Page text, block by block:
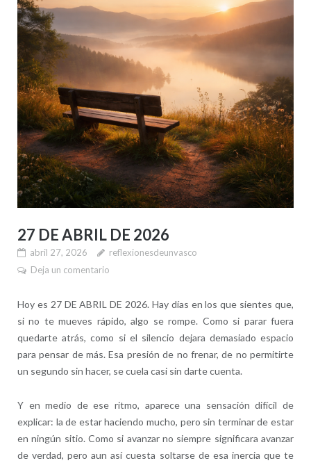
27 DE ABRIL DE 2026
abril 27, 2026
reflexionesdeunvasco
Deja un comentario
Hoy es 27 DE ABRIL DE 2026. Hay días en los que sientes que,
si no te mueves rápido, algo se rompe. Como si parar fuera
quedarte atrás, como si el silencio dejara demasiado espacio
para pensar de más. Esa presión de no frenar, de no permitirte
un segundo sin hacer, se cuela casi sin darte cuenta.
Y en medio de ese ritmo, aparece una sensación difícil de
explicar: la de estar haciendo mucho, pero sin terminar de estar
en ningún sitio. Como si avanzar no siempre significara avanzar
de verdad, pero aun así cuesta soltarse de esa inercia que te